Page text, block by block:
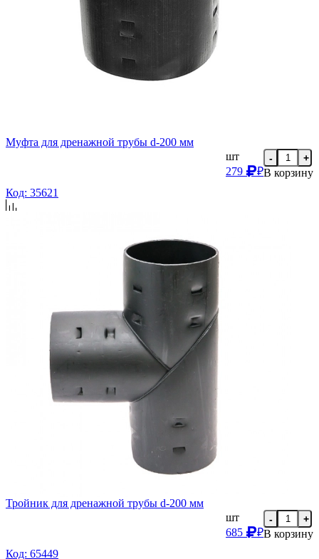
Муфта для дренажной трубы d-200 мм
шт
279
₽
- +
В корзину
Код: 35621
Тройник для дренажной трубы d-200 мм
шт
685
₽
- +
В корзину
Код: 65449